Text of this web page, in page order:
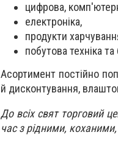
цифрова,
електроніка,
продукти
побутова техніка
Асортимент постійно
й дисконтування,
До всіх свят торговий
час з рідними,